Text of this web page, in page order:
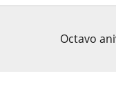
Octavo